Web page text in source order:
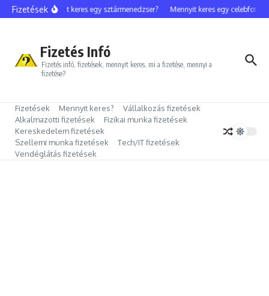
Ugrás a tartalomhoz
FizetésekMennyit keres egy sztármenedzser? Mennyit keres egy celebfotós?
Fizetés Infó
Fizetés infó, fizetések, mennyit keres, mi a fizetése, mennyi a
fizetése?
Fizetések Mennyit keres?
Vállalkozás fizetések
Alkalmazotti fizetések
Fizikai munka fizetések
Kereskedelem fizetések
Szellemi munka fizetések
Tech/IT fizetések
Vendéglátás fizetések